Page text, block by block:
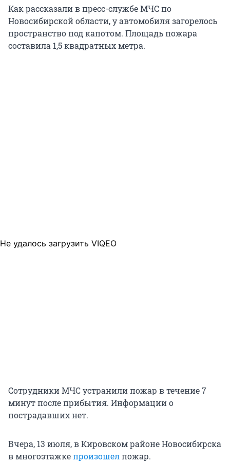
Как рассказали в пресс-службе МЧС по
Новосибирской области, у автомобиля загорелось
пространство под капотом. Площадь пожара
составила 1,5 квадратных метра.
Не удалось загрузить VIQEO
Сотрудники МЧС устранили пожар в течение 7
минут после прибытия. Информации о
пострадавших нет.
Вчера, 13 июля,в Кировском районе Новосибирска
в многоэтажкепроизошелпожар.